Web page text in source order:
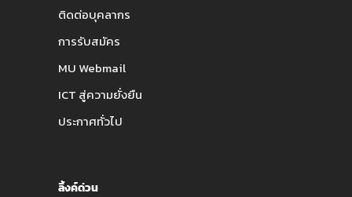
ติดต่อบุคลากร
การรับสมัคร
MU Webmail
ICT สู่ความยั่งยืน
ประกาศทั่วไป
ลิ้งค์ด่วน